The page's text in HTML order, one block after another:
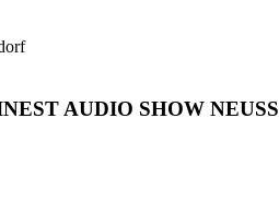
AUDIO SHOW NEUSS